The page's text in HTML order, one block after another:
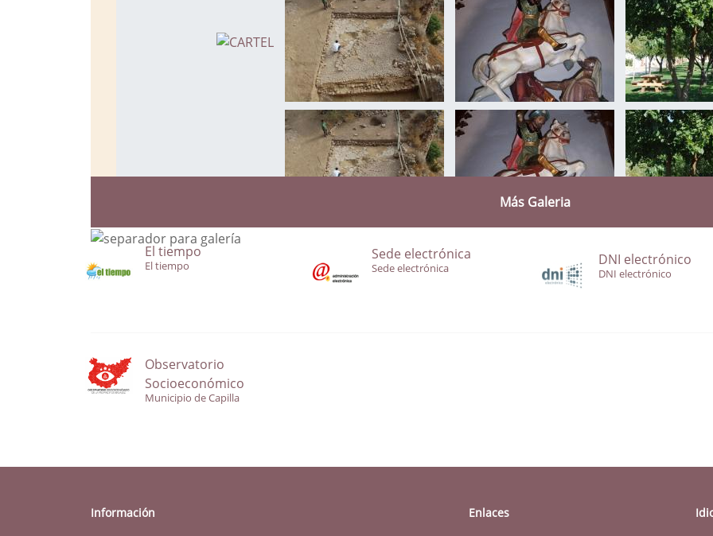
Más Galeria
El tiempo
El tiempo
Sede electrónica
Sede electrónica DNI electrónico
DNI electrónico
Observatorio
Socioeconómico
Municipio de Capilla
Información Enlaces